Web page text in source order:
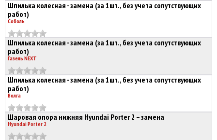
Шпилька колесная - замена (за 1шт., без учета сопутствующих
работ)
Соболь
Шпилька колесная - замена (за 1шт., без учета сопутствующих
работ)
Газель NEXT
Шпилька колесная - замена (за 1шт., без учета сопутствующих
работ)
Волга
Шаровая опора нижняя Hyundai Porter 2 – замена
Hyundai Porter 2